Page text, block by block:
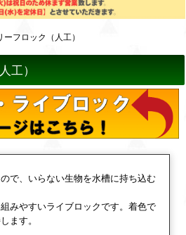
ーフロック（人工）
工）
で、いらない生物を水槽に持ち込む
みやすいライブロックです。着色で
ます。